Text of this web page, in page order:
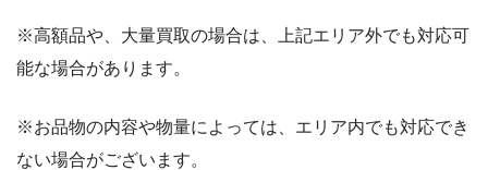
※高額品や、大量買取の場合は、上記エリア外でも対応可
能な場合があります。
※お品物の内容や物量によっては、エリア内でも対応でき
ない場合がございます。